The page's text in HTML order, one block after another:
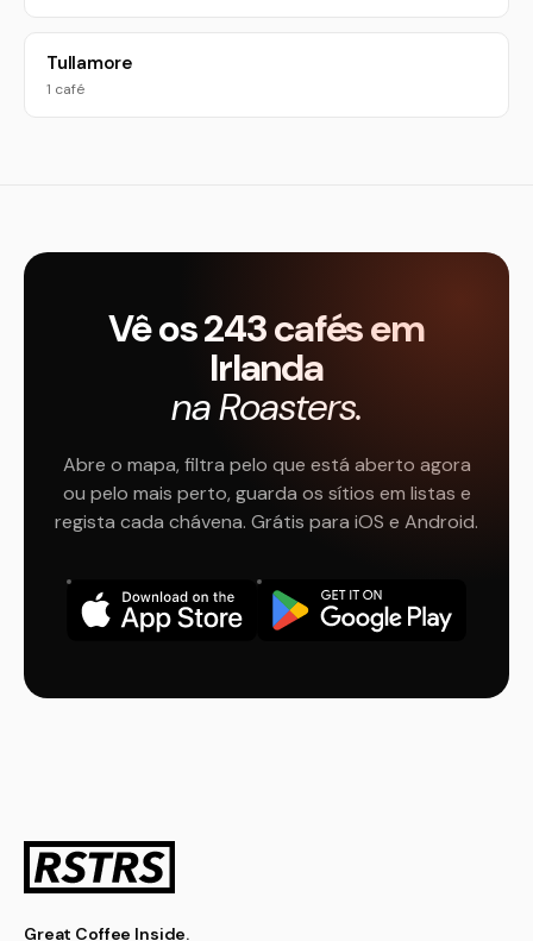
Tullamore
1 café
Vê os 243 cafés em
Irlanda
na Roasters.
Abre o mapa, filtra pelo que está aberto agora
ou pelo mais perto, guarda os sítios em listas e
regista cada chávena. Grátis para iOS e Android.
Great Coffee Inside.